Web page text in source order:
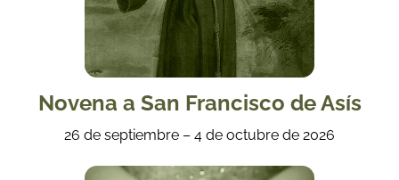
Novena a San Francisco de Asís
26 de septiembre – 4 de octubre de 2026